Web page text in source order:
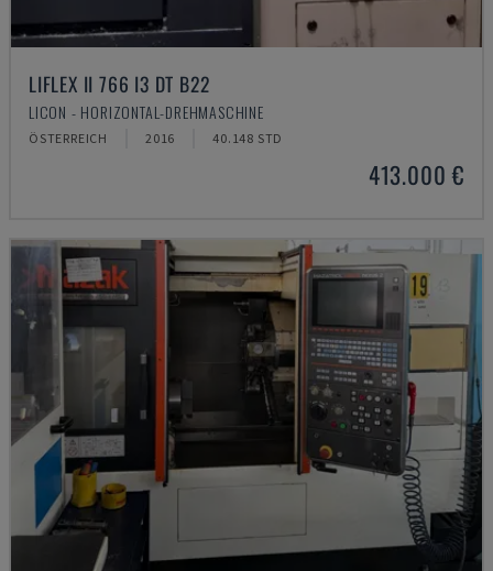
LIFLEX II 766 I3 DT B22
LICON - HORIZONTAL-DREHMASCHINE
ÖSTERREICH 2016 40.148 STD
413.000 €